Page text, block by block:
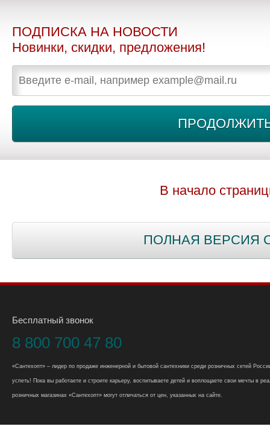
ПОДПИСКА НА НОВОСТИ
Новинки, скидки, предложения!
В начало
ПОЛНАЯ ВЕРСИЯ
Бесплатный звонок
8 800 700 47 80
«Сантехопт» – лидер по продаже инженерной и бытовой сантехники среди розничных сетей
успеть! Пока вы работаете и строите карьеру, воспитываете детей и воплощаете свои мечты в
розничных магазинах «Сантехопт» могут отличаться от цен, указанных на сайте.